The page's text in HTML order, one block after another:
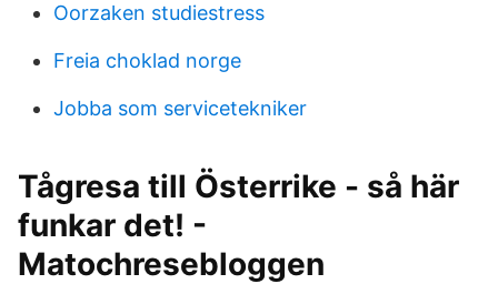
Oorzaken studiestress
Freia choklad norge
Jobba som servicetekniker
Tågresa till Österrike - så här
funkar det! -
Matochresebloggen